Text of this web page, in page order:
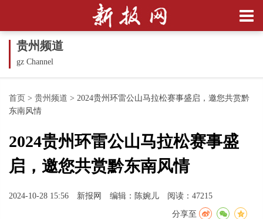
贵州频道
gz Channel
首页 > 贵州频道 > 2024贵州环雷公山马拉松赛事盛启，邀您共赏黔
东南风情
2024贵州环雷公山马拉松赛事盛
启，邀您共赏黔东南风情
2024-10-28 15:56 新报网 编辑：陈婉儿 阅读：47215
分享至